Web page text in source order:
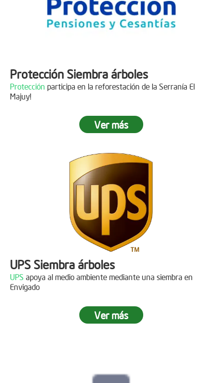
DINISSANpor plantar 400 árboles en el páramo de
Protección Siembra árboles
Protección participa en la reforestación de la Serranía El
Majuy!
Ver más
UPS Siembra árboles
UPS apoya al medio ambiente mediante una siembra en
Envigado
Ver más